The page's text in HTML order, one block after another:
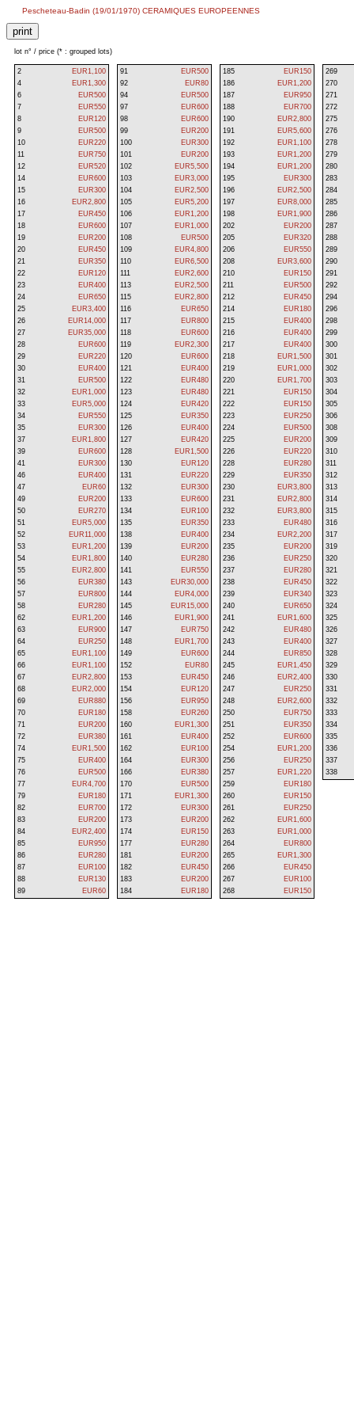
Pescheteau-Badin (19/01/1970) CERAMIQUES EUROPEENNES
lot n° / price (* : grouped lots)
2
EUR1,100
4
EUR1,300
6
EUR500
7
EUR550
8
EUR120
9
EUR500
10
EUR220
11
EUR750
12
EUR520
14
EUR600
15
EUR300
16
EUR2,800
17
EUR450
18
EUR600
19
EUR200
20
EUR450
21
EUR350
22
EUR120
23
EUR400
24
EUR650
25
EUR3,400
26
EUR14,000
27
EUR35,000
28
EUR600
29
EUR220
30
EUR400
31
EUR500
32
EUR1,000
33
EUR5,000
34
EUR550
35
EUR300
37
EUR1,800
39
EUR600
41
EUR300
46
EUR400
47
EUR60
49
EUR200
50
EUR270
51
EUR5,000
52
EUR11,000
53
EUR1,200
54
EUR1,800
55
EUR2,800
56
EUR380
57
EUR800
58
EUR280
62
EUR1,200
63
EUR900
64
EUR250
65
EUR1,100
66
EUR1,100
67
EUR2,800
68
EUR2,000
69
EUR880
70
EUR180
71
EUR200
72
EUR380
74
EUR1,500
75
EUR400
76
EUR500
77
EUR4,700
79
EUR180
82
EUR700
83
EUR200
84
EUR2,400
85
EUR950
86
EUR280
87
EUR100
88
EUR130
89
EUR60
91
EUR500
92
EUR80
94
EUR500
97
EUR600
98
EUR600
99
EUR200
100
EUR300
101
EUR200
102
EUR5,500
103
EUR3,000
104
EUR2,500
105
EUR5,200
106
EUR1,200
107
EUR1,000
108
EUR500
109
EUR4,800
110
EUR6,500
111
EUR2,600
113
EUR2,500
115
EUR2,800
116
EUR650
117
EUR800
118
EUR600
119
EUR2,300
120
EUR600
121
EUR400
122
EUR480
123
EUR480
124
EUR420
125
EUR350
126
EUR400
127
EUR420
128
EUR1,500
130
EUR120
131
EUR220
132
EUR300
133
EUR600
134
EUR100
135
EUR350
138
EUR400
139
EUR200
140
EUR280
141
EUR550
143
EUR30,000
144
EUR4,000
145
EUR15,000
146
EUR1,900
147
EUR750
148
EUR1,700
149
EUR600
152
EUR80
153
EUR450
154
EUR120
156
EUR950
158
EUR260
160
EUR1,300
161
EUR400
162
EUR100
164
EUR300
166
EUR380
170
EUR500
171
EUR1,300
172
EUR300
173
EUR200
174
EUR150
177
EUR280
181
EUR200
182
EUR450
183
EUR200
184
EUR180
185
EUR150
186
EUR1,200
187
EUR950
188
EUR700
190
EUR2,800
191
EUR5,600
192
EUR1,100
193
EUR1,200
194
EUR1,200
195
EUR300
196
EUR2,500
197
EUR8,000
198
EUR1,900
202
EUR200
205
EUR320
206
EUR550
208
EUR3,600
210
EUR150
211
EUR500
212
EUR450
214
EUR180
215
EUR400
216
EUR400
217
EUR400
218
EUR1,500
219
EUR1,000
220
EUR1,700
221
EUR150
222
EUR150
223
EUR250
224
EUR500
225
EUR200
226
EUR220
228
EUR280
229
EUR350
230
EUR3,800
231
EUR2,800
232
EUR3,800
233
EUR480
234
EUR2,200
235
EUR200
236
EUR250
237
EUR280
238
EUR450
239
EUR340
240
EUR650
241
EUR1,600
242
EUR480
243
EUR400
244
EUR850
245
EUR1,450
246
EUR2,400
247
EUR250
248
EUR2,600
250
EUR750
251
EUR350
252
EUR600
254
EUR1,200
256
EUR250
257
EUR1,220
259
EUR180
260
EUR150
261
EUR250
262
EUR1,600
263
EUR1,000
264
EUR800
265
EUR1,300
266
EUR450
267
EUR100
268
EUR150
269
270
271
272
275
276
278
279
280
283
284
285
286
287
288
289
290
291
292
294
296
298
299
300
301
302
303
304
305
306
308
309
310
311
312
313
314
315
316
317
319
320
321
322
323
324
325
326
327
328
329
330
331
332
333
334
335
336
337
338